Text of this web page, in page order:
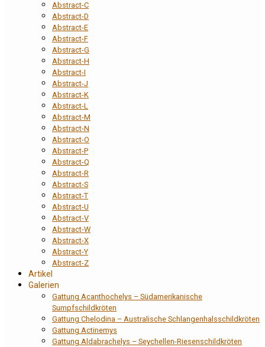
Abstract-C
Abstract-D
Abstract-E
Abstract-F
Abstract-G
Abstract-H
Abstract-I
Abstract-J
Abstract-K
Abstract-L
Abstract-M
Abstract-N
Abstract-O
Abstract-P
Abstract-Q
Abstract-R
Abstract-S
Abstract-T
Abstract-U
Abstract-V
Abstract-W
Abstract-X
Abstract-Y
Abstract-Z
Artikel
Galerien
Gattung Acanthochelys – Südamerikanische
Sumpfschildkröten
Gattung Chelodina – Australische Schlangenhalsschildkröten
Gattung Actinemys
Gattung Aldabrachelys – Seychellen-Riesenschildkröten